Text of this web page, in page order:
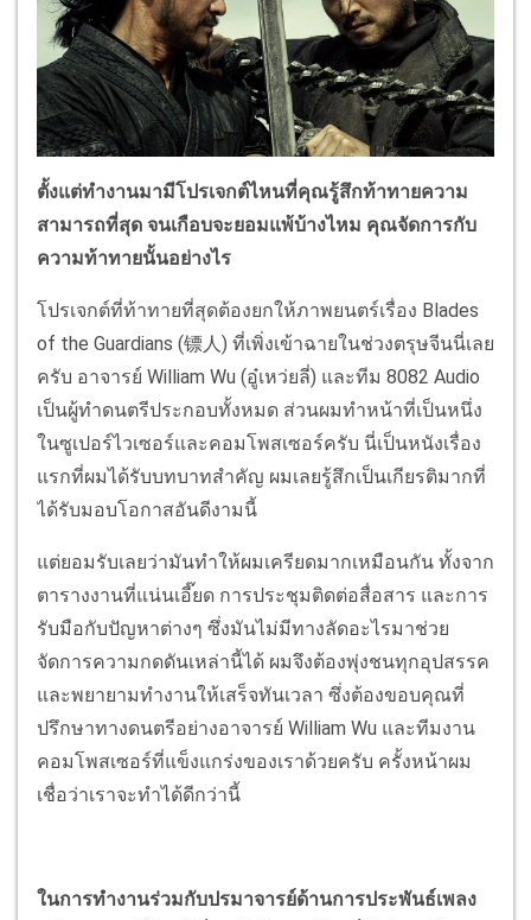
ตั้งแต่ทำงานมามีโปรเจกต์ไหนที่คุณรู้สึกท้าทายความ
สามารถที่สุด จนเกือบจะยอมแพ้บ้างไหม คุณจัดการกับ
ความท้าทายนั้นอย่างไร
โปรเจกต์ที่ท้าทายที่สุดต้องยกให้ภาพยนตร์เรื่อง Blades
of the Guardians (镖人) ที่เพิ่งเข้าฉายในช่วงตรุษจีนนี่เลย
ครับ อาจารย์ William Wu (อู๋เหว่ยลี่) และทีม 8082 Audio
เป็นผู้ทำดนตรีประกอบทั้งหมด ส่วนผมทำหน้าที่เป็นหนึ่ง
ในซูเปอร์ไวเซอร์และคอมโพสเซอร์ครับ นี่เป็นหนังเรื่อง
แรกที่ผมได้รับบทบาทสำคัญ ผมเลยรู้สึกเป็นเกียรติมากที่
ได้รับมอบโอกาสอันดีงามนี้
แต่ยอมรับเลยว่ามันทำให้ผมเครียดมากเหมือนกัน ทั้งจาก
ตารางงานที่แน่นเอี๊ยด การประชุมติดต่อสื่อสาร และการ
รับมือกับปัญหาต่างๆ ซึ่งมันไม่มีทางลัดอะไรมาช่วย
จัดการความกดดันเหล่านี้ได้ ผมจึงต้องพุ่งชนทุกอุปสรรค
และพยายามทำงานให้เสร็จทันเวลา ซึ่งต้องขอบคุณที่
ปรึกษาทางดนตรีอย่างอาจารย์ William Wu และทีมงาน
คอมโพสเซอร์ที่แข็งแกร่งของเราด้วยครับ ครั้งหน้าผม
เชื่อว่าเราจะทำได้ดีกว่านี้
ในการทำงานร่วมกับปรมาจารย์ด้านการประพันธ์เพลง